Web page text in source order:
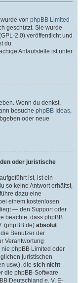
von phpBB Limited
geschützt. Sie wurde
2.0) veröffentlicht und
du
Anlaufstelle ist unter
Wenn du denkst,
besuche phpBB Ideas,
oder neue
oder juristische
ist, ist ein
so keine Antwort erhältst,
dazu eine
einem kostenlosen
liegt — den Support oder
beachte, dass phpBB
(phpBB.de) absolut
Benutzer der
Verantwortung
phpBB Limited oder
juristischen
usw.), die sich nicht
die phpBB-Software
Deutschland e. V. E-